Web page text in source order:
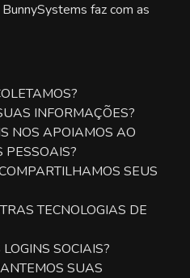
faz com as
INFORMAÇÕES?
NOS APOIAMOS AO
PESSOAIS?
SEUS
TECNOLOGIAS DE
SOCIAIS?
SUAS